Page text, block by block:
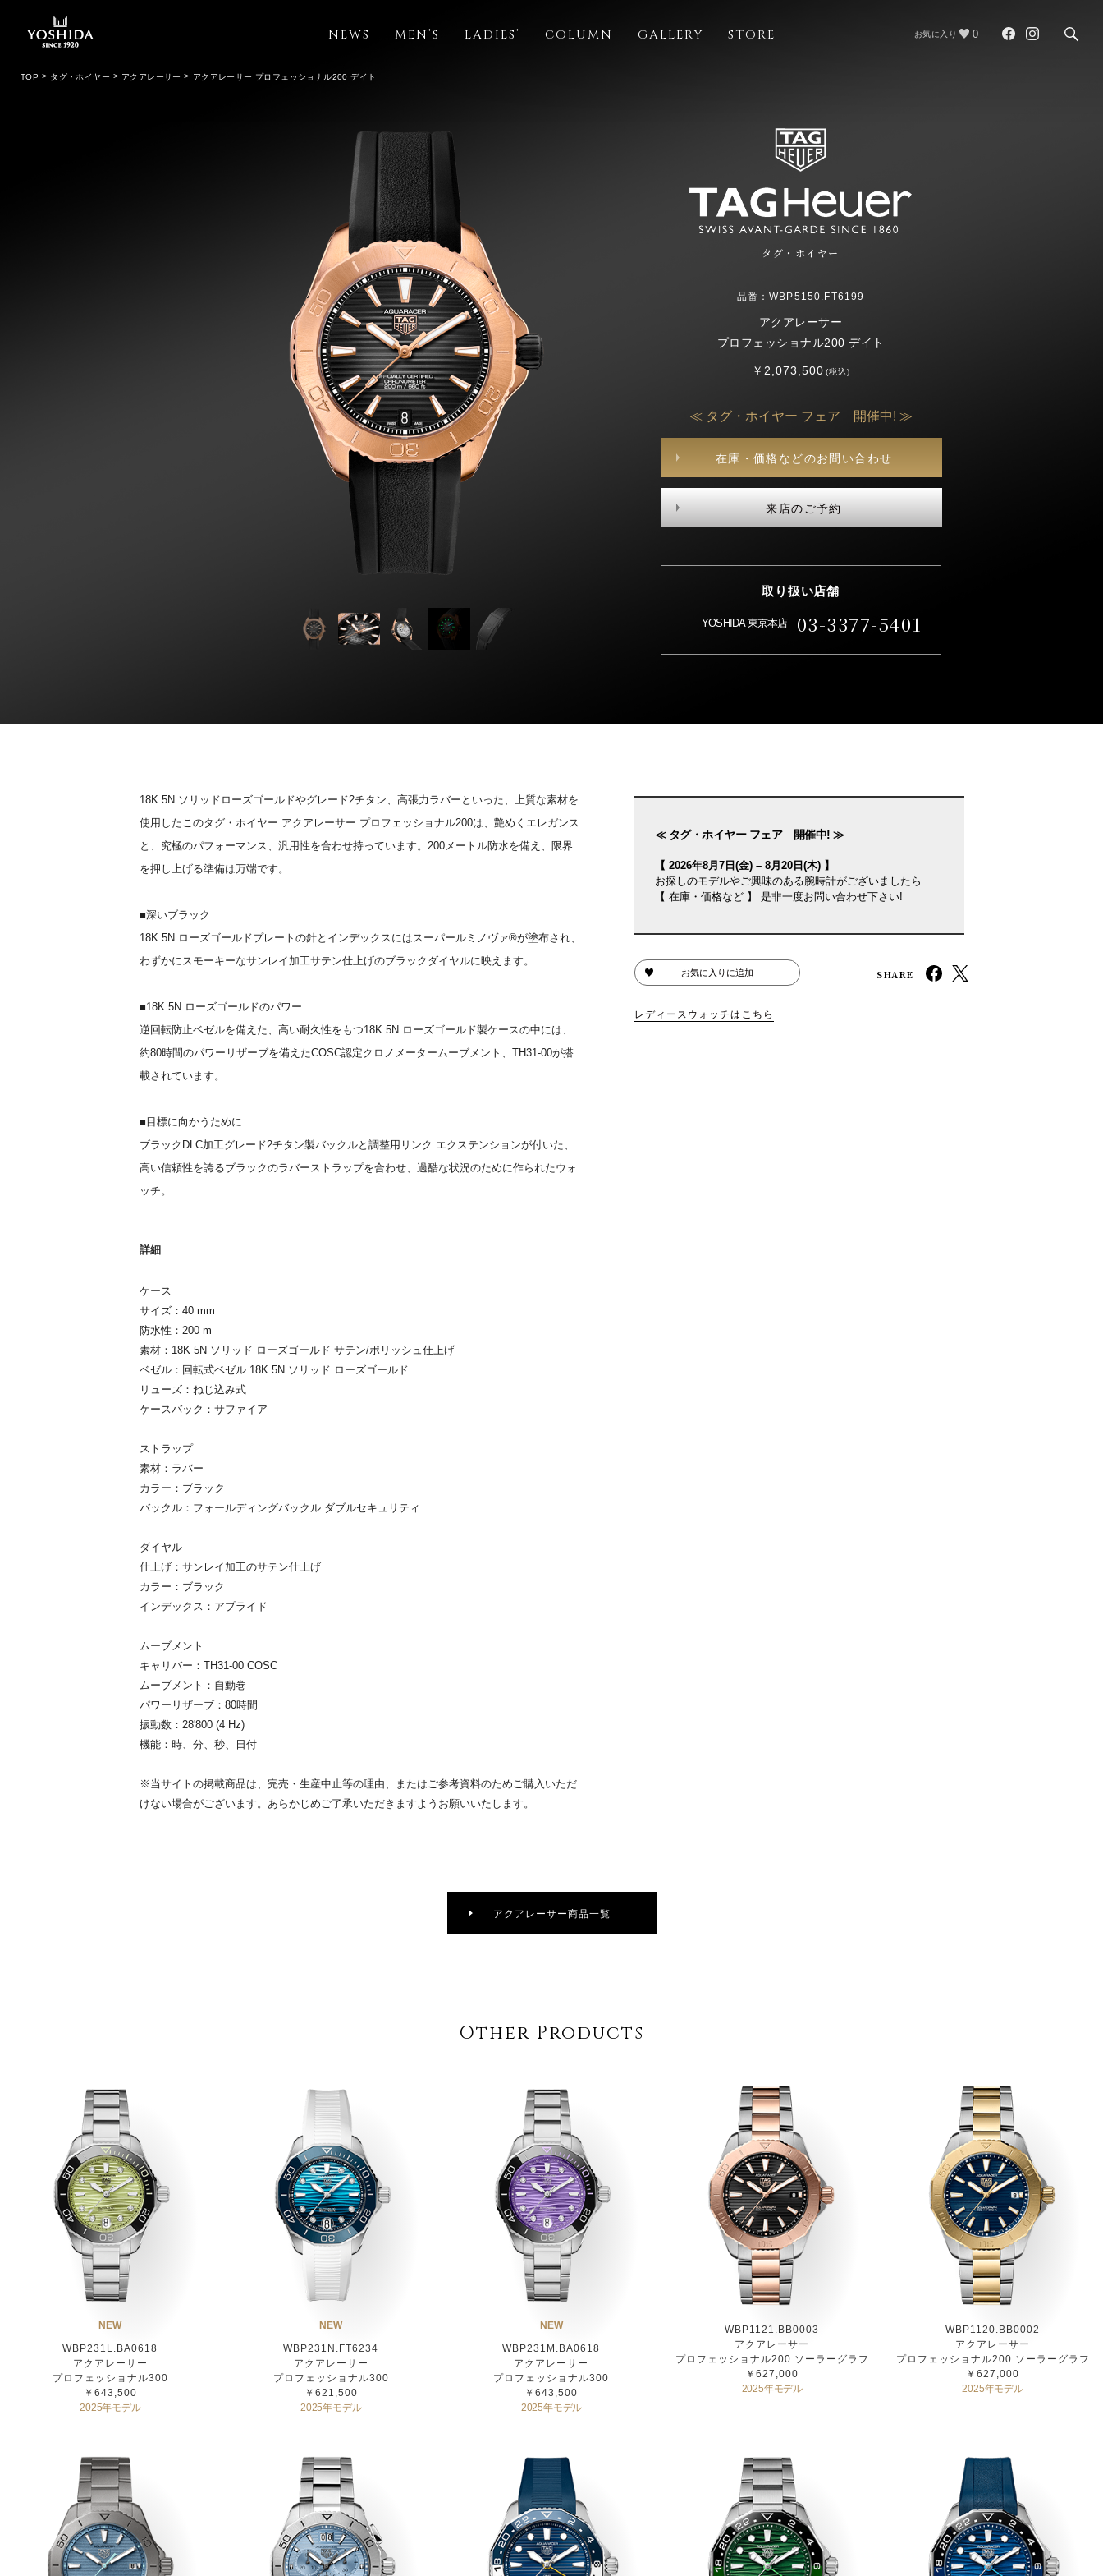
NEWS MEN’S LADIES’ COLUMN GALLERY STORE お気に入り 0
タグ・ホイヤー
品番：WBP5150.FT6199
アクアレーサー
プロフェッショナル200 デイト
￥2,073,500(税込)
≪ タグ・ホイヤー フェア 開催中! ≫
在庫・価格などのお問い合わせ
来店のご予約
取り扱い店舗
YOSHIDA 東京本店 03-3377-5401
TOP タグ・ホイヤー アクアレーサー アクアレーサー プロフェッショナル200 デイト
18K 5N ソリッドローズゴールドやグレード2チタン、高張力ラバーといった、上質な素材を
使用したこのタグ・ホイヤー アクアレーサー プロフェッショナル200は、艶めくエレガンス
と、究極のパフォーマンス、汎用性を合わせ持っています。200メートル防水を備え、限界
を押し上げる準備は万端です。
■深いブラック
18K 5N ローズゴールドプレートの針とインデックスにはスーパールミノヴァ®が塗布され、
わずかにスモーキーなサンレイ加工サテン仕上げのブラックダイヤルに映えます。
■18K 5N ローズゴールドのパワー
逆回転防止ベゼルを備えた、高い耐久性をもつ18K 5N ローズゴールド製ケースの中には、
約80時間のパワーリザーブを備えたCOSC認定クロノメータームーブメント、TH31-00が搭
載されています。
■目標に向かうために
ブラックDLC加工グレード2チタン製バックルと調整用リンク エクステンションが付いた、
高い信頼性を誇るブラックのラバーストラップを合わせ、過酷な状況のために作られたウォ
ッチ。
詳細
ケース
サイズ：40 mm
防水性：200 m
素材：18K 5N ソリッド ローズゴールド サテン/ポリッシュ仕上げ
ベゼル：回転式ベゼル 18K 5N ソリッド ローズゴールド
リューズ：ねじ込み式
ケースバック：サファイア
ストラップ
素材：ラバー
カラー：ブラック
バックル：フォールディングバックル ダブルセキュリティ
ダイヤル
仕上げ：サンレイ加工のサテン仕上げ
カラー：ブラック
インデックス：アプライド
ムーブメント
キャリバー：TH31-00 COSC
ムーブメント：自動巻
パワーリザーブ：80時間
振動数：28'800 (4 Hz)
機能：時、分、秒、日付
※当サイトの掲載商品は、完売・生産中止等の理由、またはご参考資料のためご購入いただ
けない場合がございます。あらかじめご了承いただきますようお願いいたします。
≪ タグ・ホイヤー フェア 開催中! ≫
【 2026年8月7日(金) – 8月20日(木) 】
お探しのモデルやご興味のある腕時計がございましたら
【 在庫・価格など 】 是非一度お問い合わせ下さい!
お気に入りに追加 SHARE
レディースウォッチはこちら
アクアレーサー商品一覧
Other Products
NEW
WBP231L.BA0618
アクアレーサー
プロフェッショナル300
￥643,500
2025年モデル
NEW
WBP231N.FT6234
アクアレーサー
プロフェッショナル300
￥621,500
2025年モデル
NEW
WBP231M.BA0618
アクアレーサー
プロフェッショナル300
￥643,500
2025年モデル
WBP1121.BB0003
アクアレーサー
プロフェッショナル200 ソーラーグラフ
￥627,000
2025年モデル
WBP1120.BB0002
アクアレーサー
プロフェッショナル200 ソーラーグラフ
￥627,000
2025年モデル